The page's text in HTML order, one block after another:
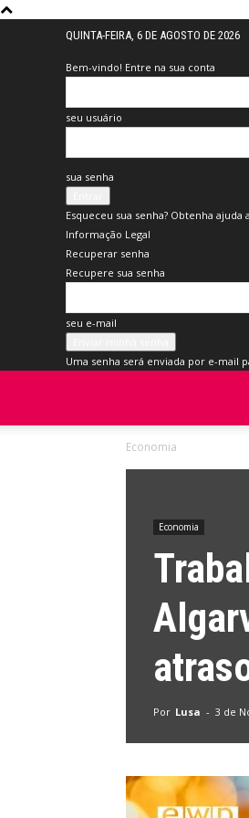
QUINTA-FEIRA, 6 DE AGOSTO DE 2026
Bem-vindo! Entre na sua conta
seu usuário
sua senha
Esqueceu sua senha? Obtenha ajuda
Informação Legal
Recuperar senha
Recupere sua senha
seu e-mail
Uma senha será enviada por e-mail
Economia
Economia
Por Lusa - 3 de